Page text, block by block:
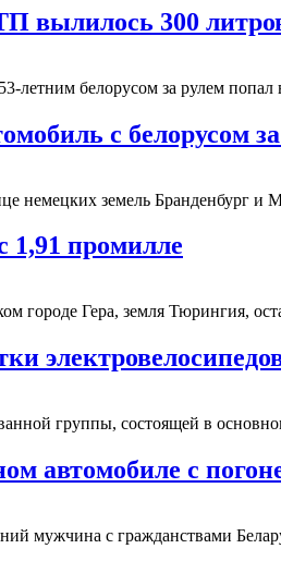
вылилось 300
летним белорусом за рулем
с белорусом
немецких земель Бранденбург и
1,91 промилле
городе Гера, земля Тюрингия,
группы, состоящей в
автомобиле с
мужчина с гражданствами